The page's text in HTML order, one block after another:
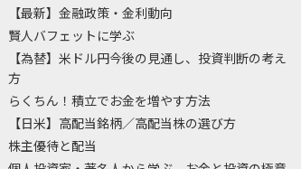
【最新】金融政策・金利動向
賢人バフェットに学ぶ
【為替】米ドル円今後の見通し、投資判断の考え
方
らくちん！積立でお金を増やす方法
【日米】高配当銘柄／高配当株の選び方
株主優待と配当